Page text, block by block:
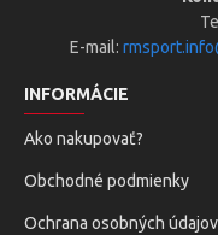
E-mail:
INFORMÁCIE
Ako nakupovať?
Obchodné podmienky
Ochrana osobných údajov